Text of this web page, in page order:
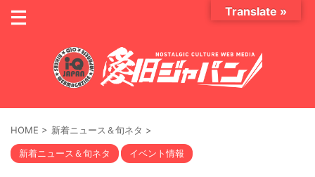
HOME > 新着ニュース＆旬ネタ >
新着ニュース＆旬ネタ イベント情報
Translate »